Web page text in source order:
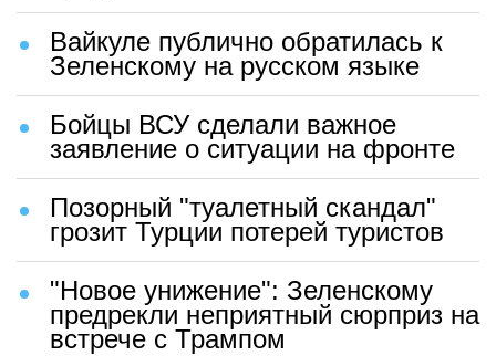
Вайкуле публично обратилась к
Зеленскому на русском языке
Бойцы ВСУ сделали важное
заявление о ситуации на фронте
Позорный "туалетный скандал"
грозит Турции потерей туристов
"Новое унижение": Зеленскому
предрекли неприятный сюрприз на
встрече с Трампом